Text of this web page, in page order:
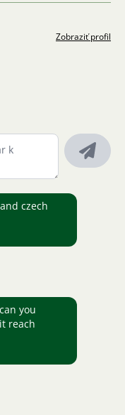
Zobraziť profil
czech
you
reach